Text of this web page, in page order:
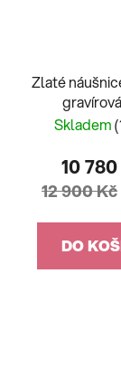
Zlaté
Skladem
10
12 900 Kč
DO